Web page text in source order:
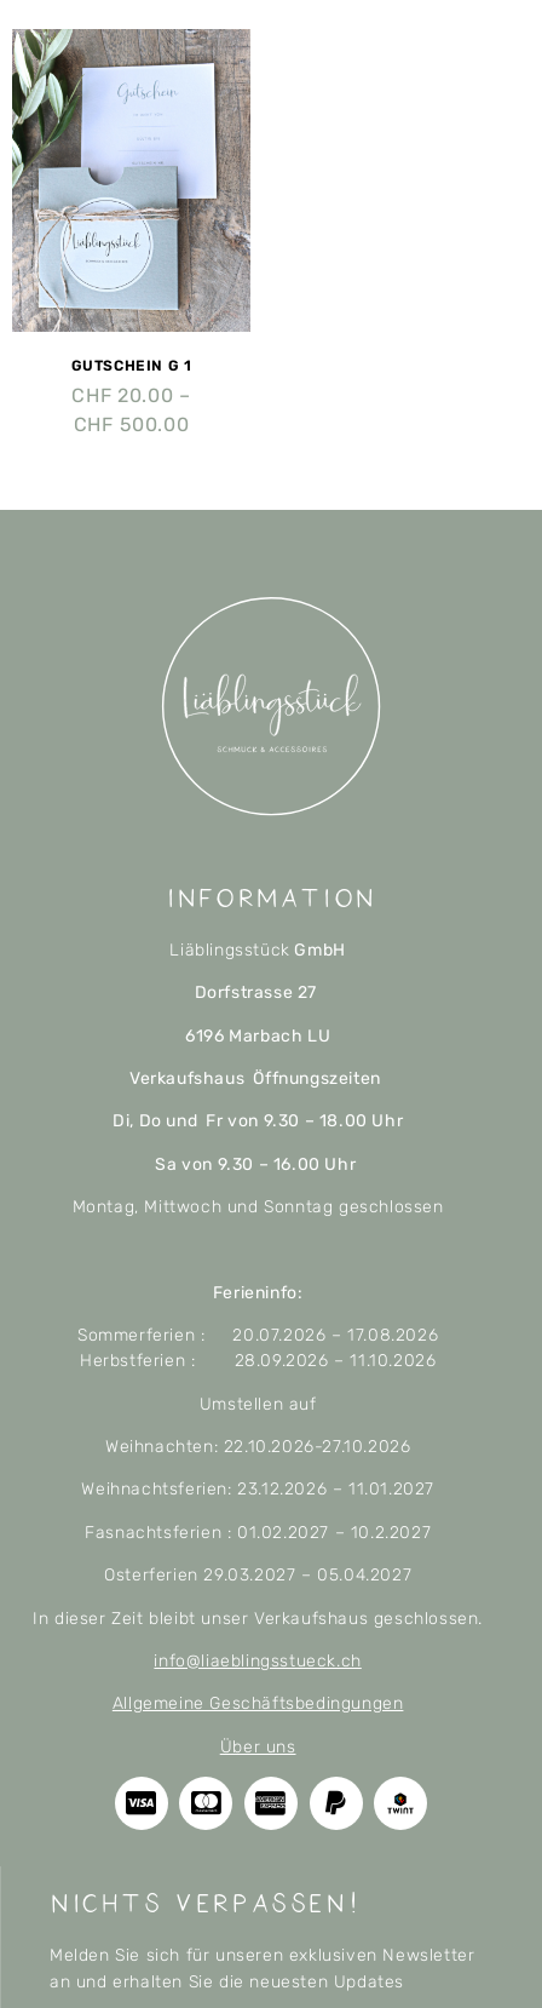
GUTSCHEIN G 1
CHF 20.00 –
CHF 500.00
Information
Liäblingsstück GmbH
Dorfstrasse 27
6196 Marbach LU
Verkaufshaus Öffnungszeiten
Di, Do und Fr von 9.30 – 18.00 Uhr
Sa von 9.30 – 16.00 Uhr
Montag, Mittwoch und Sonntag geschlossen
Ferieninfo:
Sommerferien : 20.07.2026 – 17.08.2026
Herbstferien : 28.09.2026 – 11.10.2026
Umstellen auf
Weihnachten: 22.10.2026-27.10.2026
Weihnachtsferien: 23.12.2026 – 11.01.2027
Fasnachtsferien : 01.02.2027 – 10.2.2027
Osterferien 29.03.2027 – 05.04.2027
In dieser Zeit bleibt unser Verkaufshaus geschlossen.
info@liaeblingsstueck.ch
Allgemeine Geschäftsbedingungen
Über uns
nichts verpassen!
Melden Sie sich für unseren exklusiven Newsletter
an und erhalten Sie die neuesten Updates